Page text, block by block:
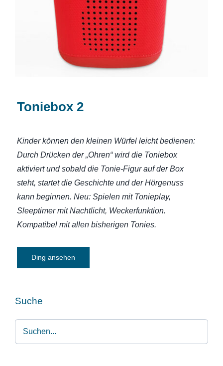
Toniebox 2
Kinder können den kleinen Würfel leicht bedienen:
Durch Drücken der „Ohren“ wird die Toniebox
aktiviert und sobald die Tonie-Figur auf der Box
steht, startet die Geschichte und der Hörgenuss
kann beginnen. Neu: Spielen mit Tonieplay,
Sleeptimer mit Nachtlicht, Weckerfunktion.
Kompatibel mit allen bisherigen Tonies.
Ding ansehen
Suche